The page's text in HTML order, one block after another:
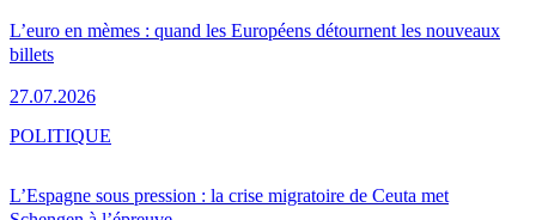
L’euro en mèmes : quand les Européens détournent les nouveaux
billets
27.07.2026
L’Espagne sous pression : la crise migratoire de Ceuta met
POLITIQUE